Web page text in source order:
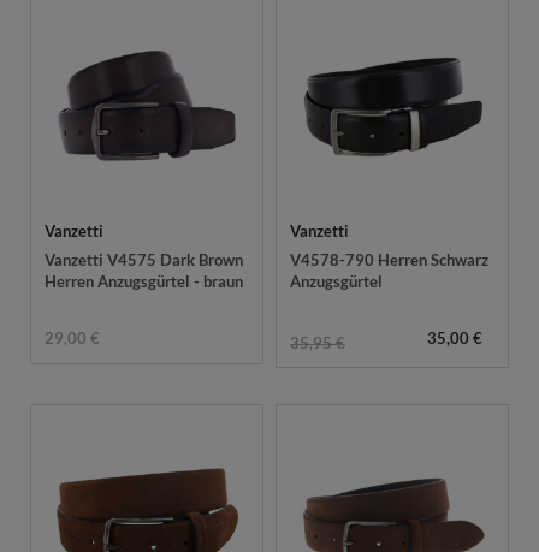
Vanzetti
Vanzetti V4575 Dark Brown
Herren Anzugsgürtel - braun
29,00 €
Vanzetti
V4578-790 Herren Schwarz
Anzugsgürtel
35,95 € 35,00 €